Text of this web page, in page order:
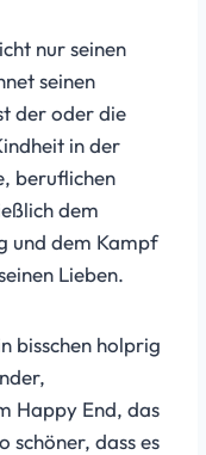
nur seinen
seinen
der oder die
in der
beruflichen
dem
und dem Kampf
Lieben.
bisschen holprig
Happy End, das
schöner, dass es